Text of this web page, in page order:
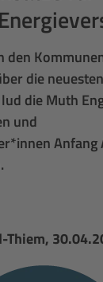
den
die
die Muth
und
Anfang
Thiem,